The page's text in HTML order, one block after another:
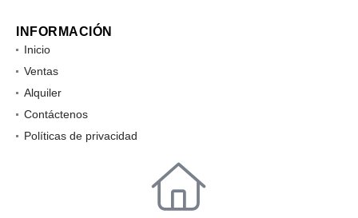
INFORMACIÓN
Inicio
Ventas
Alquiler
Contáctenos
Políticas de privacidad